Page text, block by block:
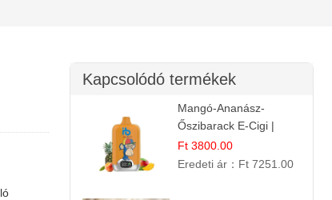
Kapcsolódó termékek
Mangó-Ananász-
Őszibarack E-Cigi |
12.000 Befújás |
Tropikus Gyümölcs Íz
Ft 3800.00
Eredeti ár： Ft 7251.00